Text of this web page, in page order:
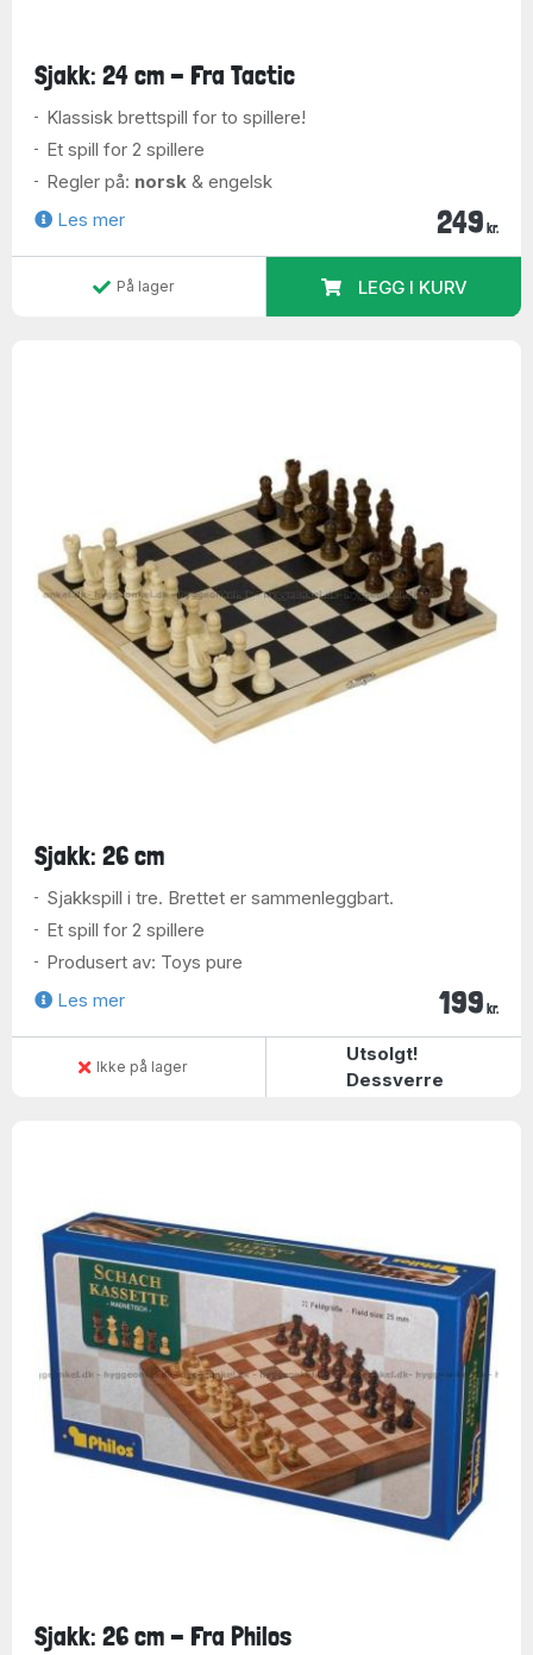
Sjakk: 24 cm - Fra Tactic
Klassisk brettspill for to spillere!
Et spill for 2 spillere
Regler på: norsk& engelsk
Les mer
249 kr.
På lager LEGG I KURV
Sjakk: 26 cm
Sjakkspill i tre. Brettet er sammenleggbart.
Et spill for 2 spillere
Produsert av: Toys pure
Les mer
199 kr.
Ikke på lager
Utsolgt!
Dessverre
Sjakk: 26 cm - Fra Philos